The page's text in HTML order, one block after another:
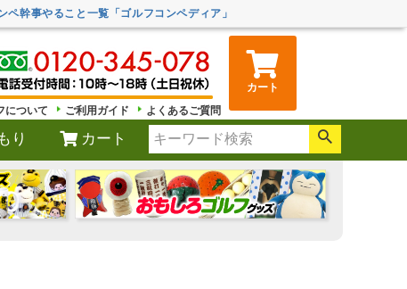
ペ幹事やること一覧「ゴルフコンペディア」
カート
について ご利用ガイド よくあるご質問
り カート